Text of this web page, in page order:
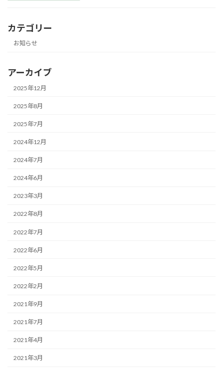
カテゴリー
お知らせ
アーカイブ
2025年12月
2025年8月
2025年7月
2024年12月
2024年7月
2024年6月
2023年3月
2022年8月
2022年7月
2022年6月
2022年5月
2022年2月
2021年9月
2021年7月
2021年4月
2021年3月